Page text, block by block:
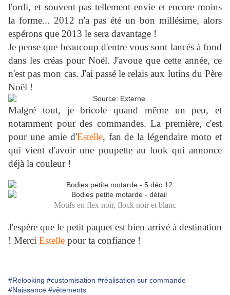
l'ordi, et souvent pas tellement envie et encore moins
la forme... 2012 n'a pas été un bon millésime, alors
espérons que 2013 le sera davantage !
Je pense que beaucoup d'entre vous sont lancés à fond
dans les créas pour Noël. J'avoue que cette année, ce
n'est pas mon cas. J'ai passé le relais aux lutins du Père
Noël !
Malgré tout, je bricole quand même un peu, et
notamment pour des commandes. La première, c'est
pour une amie d'Estelle, fan de la légendaire moto et
qui vient d'avoir une poupette au look qui annonce
déjà la couleur !
Motifs en flex noir, flock noir et blanc
J'espère que le petit paquet est bien arrivé à destination
! Merci Estelle pour ta confiance !
#Relooking #customisation #réalisation sur commande
#Naissance #vêtements